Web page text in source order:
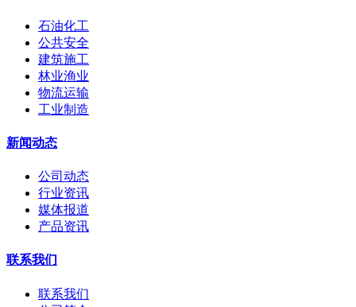
石油化工
公共安全
建筑施工
林业渔业
物流运输
工业制造
新闻动态
公司动态
行业资讯
媒体报道
产品资讯
联系我们
联系我们